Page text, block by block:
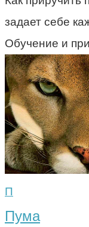
задает себе
Обучение и
П
Пума